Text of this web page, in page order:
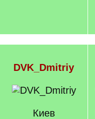
DVK_Dmitriy
Киев